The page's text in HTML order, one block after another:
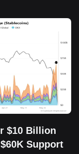
$10 Billion
Support